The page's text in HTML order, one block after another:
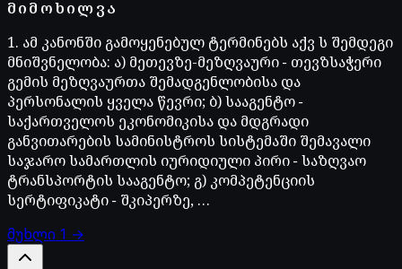
ᲛᲘᲛᲝᲮᲘᲚᲕᲐ
1. ამ კანონში გამოყენებულ ტერმინებს აქვ ს შემდეგი
მნიშვნელობა: ა) მეთევზე-მეზღვაური − თევზსაჭერი
გემის მეზღვაურთა შემადგენლობისა და
პერსონალის ყველა წევრი; ბ) სააგენტო −
საქართველოს ეკონომიკისა და მდგრადი
განვითარების სამინისტროს სისტემაში შემავალი
საჯარო სამართლის იურიდიული პირი − საზღვაო
ტრანსპორტის სააგენტო; გ) კომპეტენციის
სერტიფიკატი − შკიპერზე, …
მუხლი 1 →